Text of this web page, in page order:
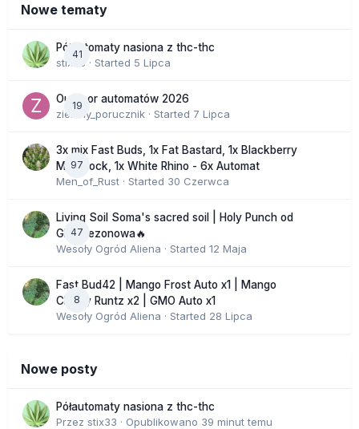
Nowe tematy
41
Półautomaty nasiona z thc-thc
stix33 · Started 5 Lipca
19
Outdoor automatów 2026
zielony_porucznik · Started 7 Lipca
97
3x mix Fast Buds, 1x Fat Bastard, 1x Blackberry
Moonrock, 1x White Rhino - 6x Automat
Men_of_Rust · Started 30 Czerwca
47
Living Soil Soma's sacred soil | Holy Punch od
GHS sezonowa🔥
Wesoły Ogród Aliena · Started 12 Maja
8
Fast Bud42 | Mango Frost Auto x1 | Mango
Cherry Runtz x2 | GMO Auto x1
Wesoły Ogród Aliena · Started 28 Lipca
Nowe posty
Półautomaty nasiona z thc-thc
Przez stix33 · Opublikowano 39 minut temu